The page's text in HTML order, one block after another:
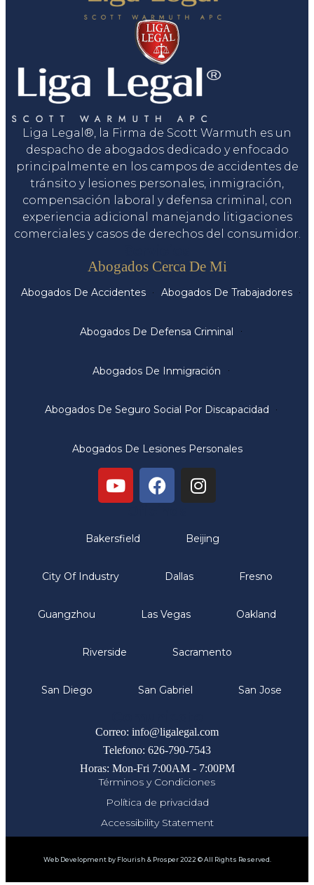
Liga Legal®, la Firma de Scott Warmuth es un
despacho de abogados dedicado y enfocado
principalmente en los campos de accidentes de
tránsito y lesiones personales, inmigración,
compensación laboral y defensa criminal, con
experiencia adicional manejando litigaciones
comerciales y casos de derechos del consumidor.
Abogados Cerca De Mi
Abogados De Accidentes Abogados De Trabajadores
Abogados De Defensa Criminal
Abogados De Inmigración
Abogados De Seguro Social Por Discapacidad
Abogados De Lesiones Personales
Bakersfield Beijing
City Of Industry Dallas Fresno
Guangzhou Las Vegas Oakland
Riverside Sacramento
San Diego San Gabriel San Jose
Correo: info@ligalegal.com
Telefono: 626-790-7543
Horas: Mon-Fri 7:00AM - 7:00PM
Términos y Condiciones
Política de privacidad
Accessibility Statement
Web Development by Flourish & Prosper 2022 © All Rights Reserved.